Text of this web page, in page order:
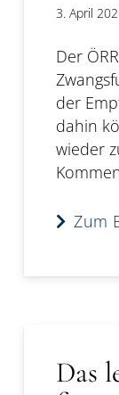
3. April
Der
der
dahin
wieder
Zum
Das